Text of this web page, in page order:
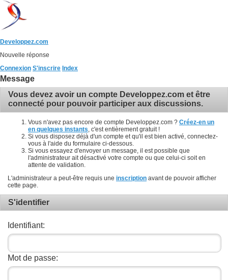
Developpez.com
Nouvelle réponse
Connexion S'inscrire Index
Message
Vous devez avoir un compte Developpez.com et être
connecté pour pouvoir participer aux discussions.
Vous n'avez pas encore de compte Developpez.com ? Créez-en un
en quelques instants , c'est entièrement gratuit !
Si vous disposez déjà d'un compte et qu'il est bien activé, connectez-
vous à l'aide du formulaire ci-dessous.
Si vous essayez d'envoyer un message, il est possible que
l'administrateur ait désactivé votre compte ou que celui-ci soit en
attente de validation.
L'administrateur a peut-être requis une inscription avant de pouvoir afficher
cette page.
S'identifier
Identifiant:
Mot de passe: